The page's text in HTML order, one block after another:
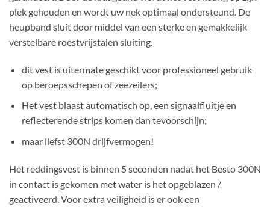
plek gehouden en wordt uw nek optimaal ondersteund. De
heupband sluit door middel van een sterke en gemakkelijk
verstelbare roestvrijstalen sluiting.
dit vest is uitermate geschikt voor professioneel gebruik
op beroepsschepen of zeezeilers;
Het vest blaast automatisch op, een signaalfluitje en
reflecterende strips komen dan tevoorschijn;
maar liefst 300N drijfvermogen!
Het reddingsvest is binnen 5 seconden nadat het Besto 300N
in contact is gekomen met water is het opgeblazen /
geactiveerd. Voor extra veiligheid is er ook een